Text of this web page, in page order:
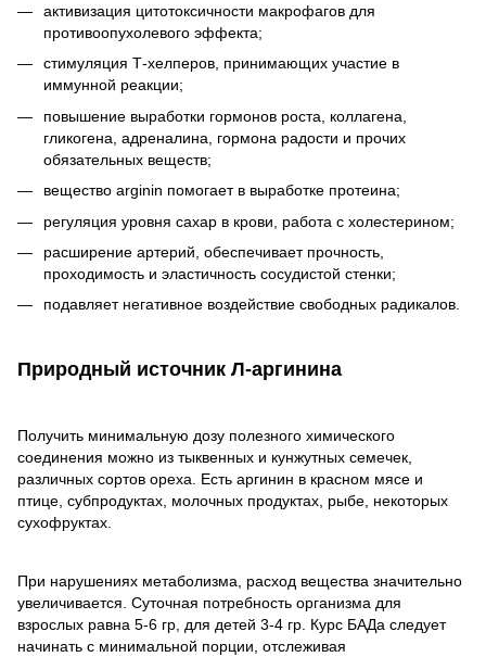
активизация цитотоксичности макрофагов для
противоопухолевого эффекта;
стимуляция Т-хелперов, принимающих участие в
иммунной реакции;
повышение выработки гормонов роста, коллагена,
гликогена, адреналина, гормона радости и прочих
обязательных веществ;
вещество arginin помогает в выработке протеина;
регуляция уровня сахар в крови, работа с холестерином;
расширение артерий, обеспечивает прочность,
проходимость и эластичность сосудистой стенки;
подавляет негативное воздействие свободных радикалов.
Природный источник Л-аргинина
Получить минимальную дозу полезного химического
соединения можно из тыквенных и кунжутных семечек,
различных сортов ореха. Есть аргинин в красном мясе и
птице, субпродуктах, молочных продуктах, рыбе, некоторых
сухофруктах.
При нарушениях метаболизма, расход вещества значительно
увеличивается. Суточная потребность организма для
взрослых равна 5-6 гр, для детей 3-4 гр. Курс БАДа следует
начинать с минимальной порции, отслеживая